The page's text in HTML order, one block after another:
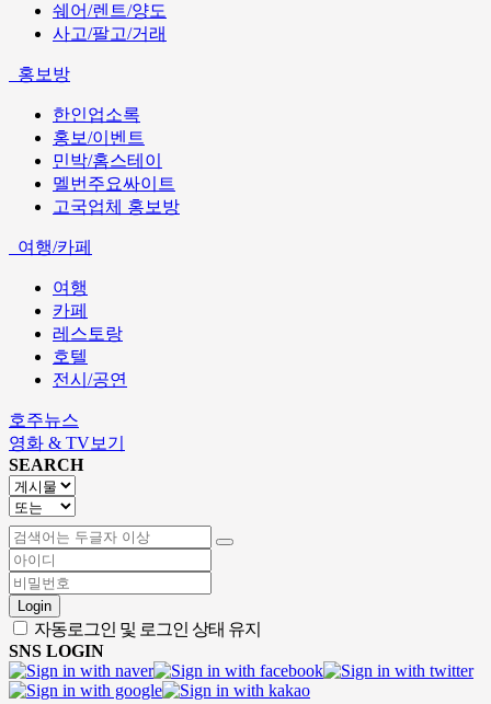
쉐어/렌트/양도
사고/팔고/거래
홍보방
한인업소록
홍보/이벤트
민박/홈스테이
멜번주요싸이트
고국업체 홍보방
여행/카페
여행
카페
레스토랑
호텔
전시/공연
호주뉴스
영화 & TV보기
SEARCH
Login
자동로그인 및 로그인 상태 유지
SNS LOGIN